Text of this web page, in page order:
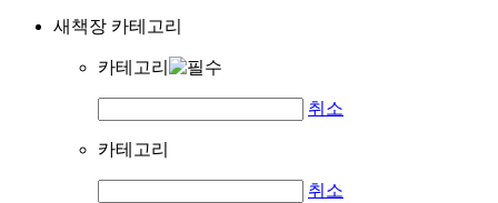
새책장 카테고리
카테고리
취소
카테고리
취소